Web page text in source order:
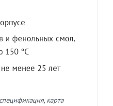
и фенольных смол,
150 °C
менее 25 лет
карта